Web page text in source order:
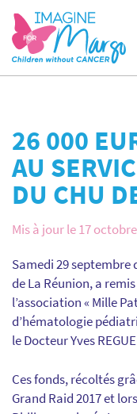
26 000
AU
DU CHU
Mis à jour le 17
Samedi 29
de La Réunion, a
l’association « Mille
d’hématologie
le Docteur Yves
Ces fonds, récoltés
Grand Raid 2017 et